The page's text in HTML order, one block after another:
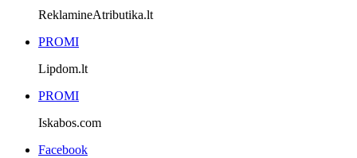
ReklamineAtributika.lt
PROMI
Lipdom.lt
PROMI
Iskabos.com
Facebook